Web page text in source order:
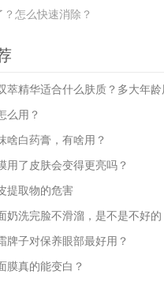
怎么快速消除？
萃精华适合什么肤质？多大年龄
么用？
啥白药膏，有啥用？
用了皮肤会变得更亮吗？
提取物的危害
奶洗完脸不滑溜，是不是不好的
牌子对保养眼部最好用？
膜真的能变白？